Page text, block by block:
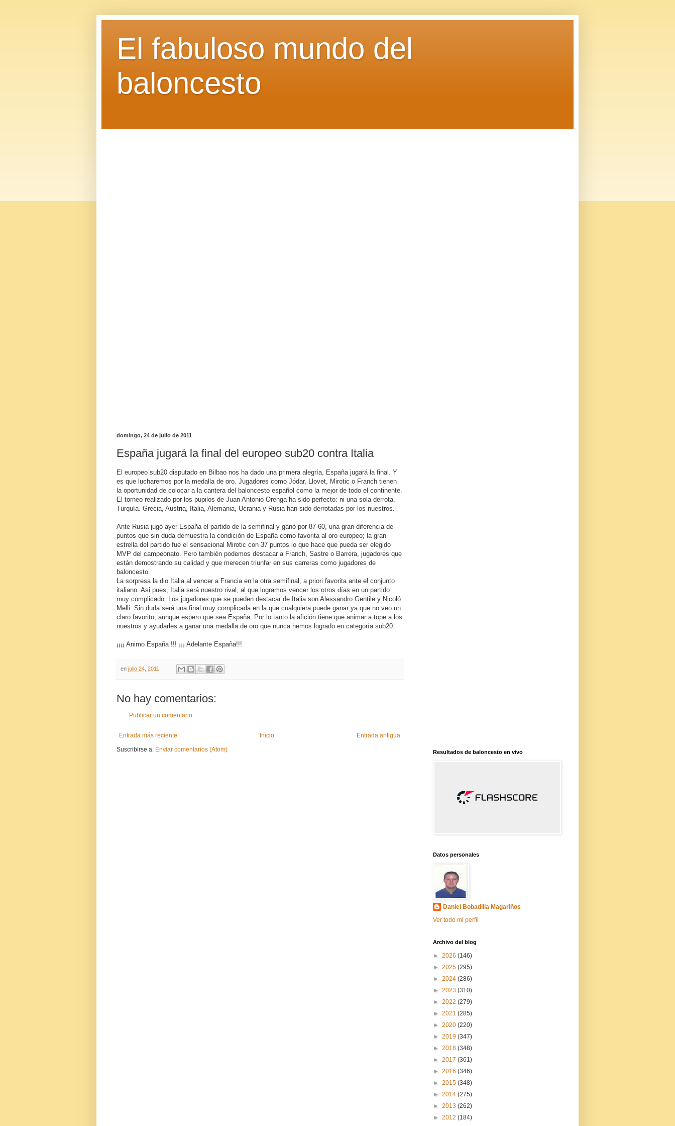
El fabuloso mundo del
baloncesto
domingo, 24 de julio de 2011
España jugará la final del europeo sub20 contra Italia
El europeo sub20 disputado en Bilbao nos ha dado una primera alegría, España jugará la final. Y
es que lucharemos por la medalla de oro. Jugadores como Jódar, Llovet, Mirotic o Franch tienen
la oportunidad de colocar a la cantera del baloncesto español como la mejor de todo el continente.
El torneo realizado por los pupilos de Juan Antonio Orenga ha sido perfecto: ni una sola derrota.
Turquía. Grecia, Austria, Italia, Alemania, Ucrania y Rusia han sido derrotadas por los nuestros.
Ante Rusia jugó ayer España el partido de la semifinal y ganó por 87-60, una gran diferencia de
puntos que sin duda demuestra la condición de España como favorita al oro europeo; la gran
estrella del partido fue el sensacional Mirotic con 37 puntos lo que hace que pueda ser elegido
MVP del campeonato. Pero también podemos destacar a Franch, Sastre o Barrera, jugadores que
están demostrando su calidad y que merecen triunfar en sus carreras como jugadores de
baloncesto.
La sorpresa la dio Italia al vencer a Francia en la otra semifinal, a priori favorita ante el conjunto
italiano. Asi pues, Italia será nuestro rival, al que logramos vencer los otros días en un partido
muy complicado. Los jugadores que se pueden destacar de Italia son Alessandro Gentile y Nicoló
Melli. Sin duda será una final muy complicada en la que cualquiera puede ganar ya que no veo un
claro favorito; aunque espero que sea España. Por lo tanto la afición tiene que animar a tope a los
nuestros y ayudarles a ganar una medalla de oro que nunca hemos logrado en categoría sub20.
¡¡¡¡ Animo España !!! ¡¡¡ Adelante España!!!
en julio 24, 2011
No hay comentarios:
Publicar un comentario
Entrada más reciente Entrada antigua
Inicio
Suscribirse a: Enviar comentarios (Atom) Resultados de baloncesto en vivo
Datos personales
Daniel Bobadilla Magariños
Ver todo mi perfil
Archivo del blog
► 2026 (146)
► 2025 (295)
► 2024 (286)
► 2023 (310)
► 2022 (279)
► 2021 (285)
► 2020 (220)
► 2019 (347)
► 2018 (348)
► 2017 (361)
► 2016 (346)
► 2015 (348)
► 2014 (275)
► 2013 (262)
► 2012 (184)